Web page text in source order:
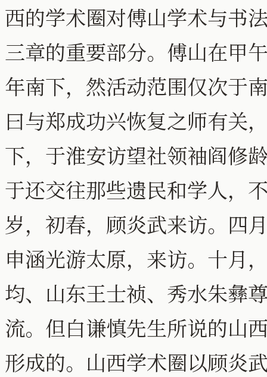
西的学术圈对傅山学术与书
三章的重要部分。傅山在
年南下，然活动范围仅次于
曰与郑成功兴恢复之师有关
下，于淮安访望社领袖阎修
于还交往那些遗民和学人，
岁，初春，顾炎武来访。四
申涵光游太原，来访。十月
均、山东王士祯、秀水朱彝
流。但白谦慎先生所说的山
形成的。山西学术圈以顾炎